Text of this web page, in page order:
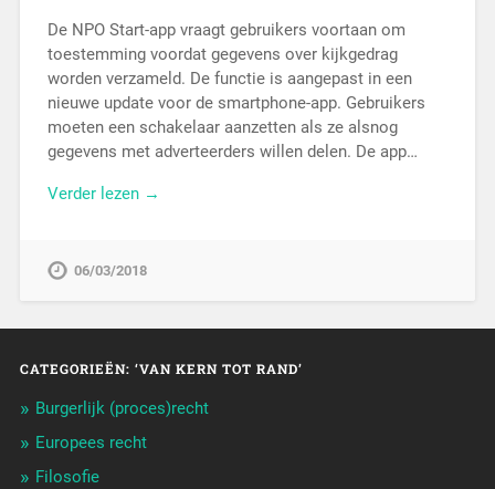
De NPO Start-app vraagt gebruikers voortaan om
toestemming voordat gegevens over kijkgedrag
worden verzameld. De functie is aangepast in een
nieuwe update voor de smartphone-app. Gebruikers
moeten een schakelaar aanzetten als ze alsnog
gegevens met adverteerders willen delen. De app…
Verder lezen →
06/03/2018
CATEGORIEËN: ‘VAN KERN TOT RAND’
Burgerlijk (proces)recht
Europees recht
Filosofie